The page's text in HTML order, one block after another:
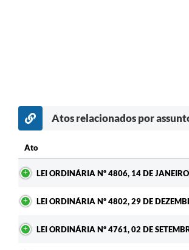
Atos relacionados por
Ato
LEI ORDINÁRIA Nº 4806, 14 DE
LEI ORDINÁRIA Nº 4802, 29 DE
LEI ORDINÁRIA Nº 4761, 02 DE